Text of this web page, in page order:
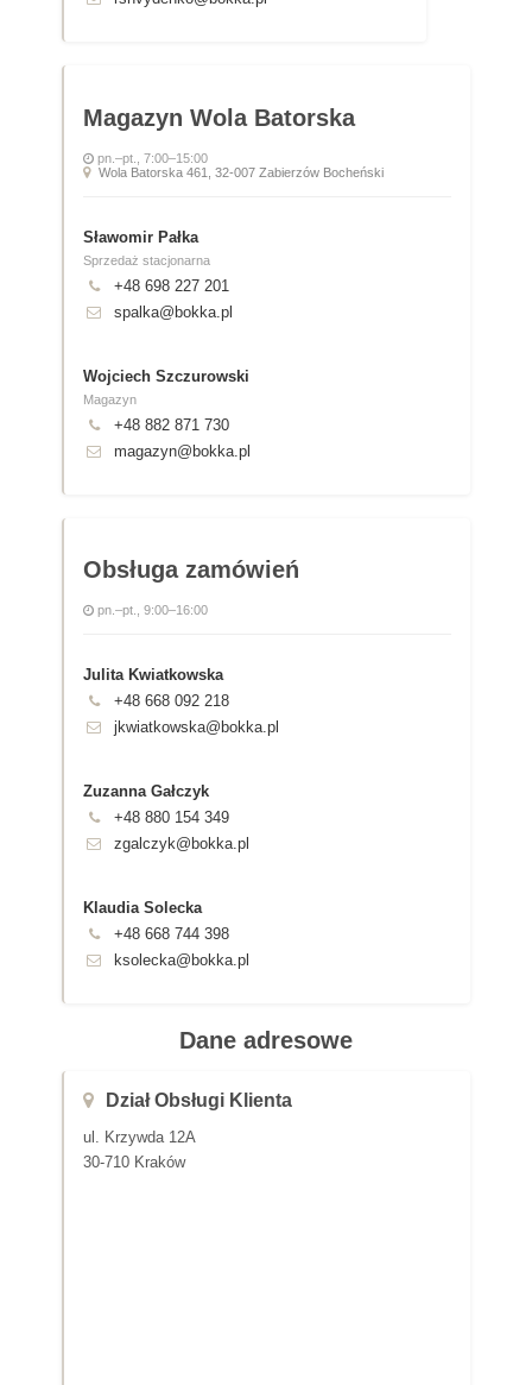
Magazyn Wola Batorska
pn.–pt., 7:00–15:00
Wola Batorska 461, 32-007 Zabierzów Bocheński
Sławomir Pałka
Sprzedaż stacjonarna
+48 698 227 201
spalka@bokka.pl
Wojciech Szczurowski
Magazyn
+48 882 871 730
magazyn@bokka.pl
Obsługa zamówień
pn.–pt., 9:00–16:00
Julita Kwiatkowska
+48 668 092 218
jkwiatkowska@bokka.pl
Zuzanna Gałczyk
+48 880 154 349
zgalczyk@bokka.pl
Klaudia Solecka
+48 668 744 398
ksolecka@bokka.pl
Dane adresowe
Dział Obsługi Klienta
ul. Krzywda 12A
30-710 Kraków